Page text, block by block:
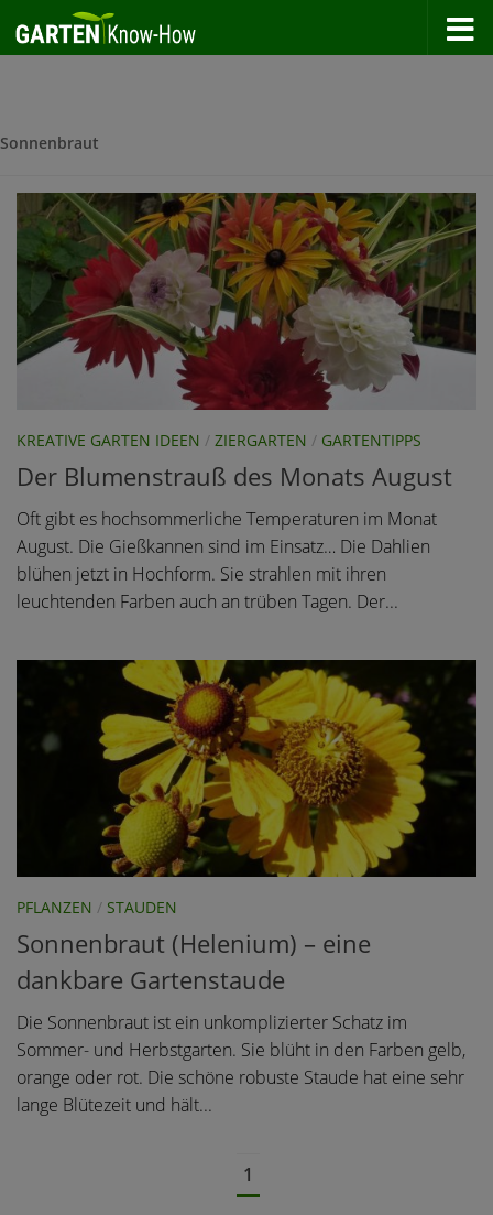
Zum Inhalt springen
Sonnenbraut
KREATIVE GARTEN IDEEN / ZIERGARTEN / GARTENTIPPS
Der Blumenstrauß des Monats August
Oft gibt es hochsommerliche Temperaturen im Monat
August. Die Gießkannen sind im Einsatz… Die Dahlien
blühen jetzt in Hochform. Sie strahlen mit ihren
leuchtenden Farben auch an trüben Tagen. Der...
PFLANZEN / STAUDEN
Sonnenbraut (Helenium) – eine
dankbare Gartenstaude
Die Sonnenbraut ist ein unkomplizierter Schatz im
Sommer- und Herbstgarten. Sie blüht in den Farben gelb,
orange oder rot. Die schöne robuste Staude hat eine sehr
lange Blütezeit und hält...
1